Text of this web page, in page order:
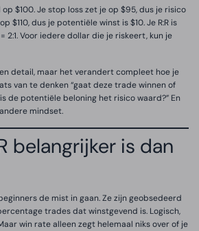
$100. Je stop loss zet je op $95, dus je risico
$110, dus je potentiële winst is $10. Je R:R is
2:1. Voor iedere dollar die je riskeert, kun je
detail, maar het verandert compleet hoe je
van te denken “gaat deze trade winnen of
de potentiële beloning het risico waard?” En
mindset.
belangrijker is dan
de mist in gaan. Ze zijn geobsedeerd
trades dat winstgevend is. Logisch,
win rate alleen zegt helemaal niks over of je